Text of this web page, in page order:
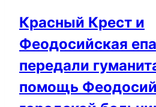
Михаила
Красный Крест и
Феодосийская
передали
помощь